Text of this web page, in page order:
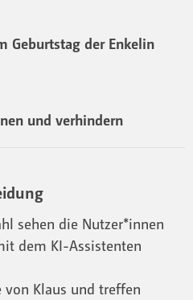
Geburtstag der Enkelin
und verhindern
sehen die Nutzer*innen
dem KI-Assistenten
von Klaus und treffen